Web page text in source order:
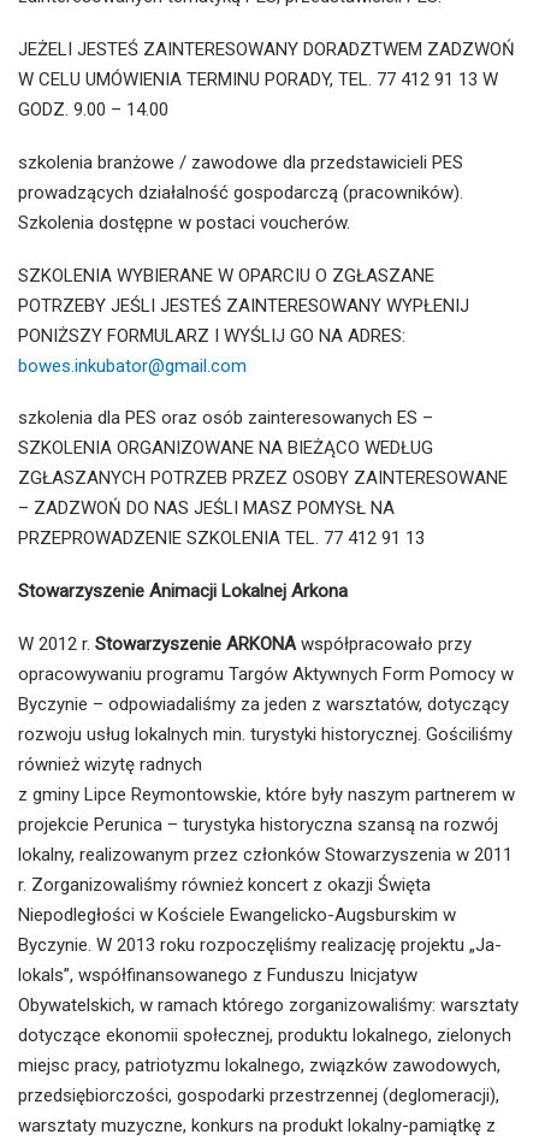
JEŻELI JESTEŚ ZAINTERESOWANY DORADZTWEM ZADZWOŃ
W CELU UMÓWIENIA TERMINU PORADY, TEL. 77 412 91 13 W
GODZ. 9.00 – 14.00
szkolenia branżowe / zawodowe dla przedstawicieli PES
prowadzących działalność gospodarczą (pracowników).
Szkolenia dostępne w postaci voucherów.
SZKOLENIA WYBIERANE W OPARCIU O ZGŁASZANE
POTRZEBY JEŚLI JESTEŚ ZAINTERESOWANY WYPŁENIJ
PONIŻSZY FORMULARZ I WYŚLIJ GO NA ADRES:
bowes.inkubator@gmail.com
szkolenia dla PES oraz osób zainteresowanych ES –
SZKOLENIA ORGANIZOWANE NA BIEŻĄCO WEDŁUG
ZGŁASZANYCH POTRZEB PRZEZ OSOBY ZAINTERESOWANE
– ZADZWOŃ DO NAS JEŚLI MASZ POMYSŁ NA
PRZEPROWADZENIE SZKOLENIA TEL. 77 412 91 13
Stowarzyszenie Animacji Lokalnej Arkona
W 2012 r. Stowarzyszenie ARKONAwspółpracowało przy
opracowywaniu programu Targów Aktywnych Form Pomocy w
Byczynie – odpowiadaliśmy za jeden z warsztatów, dotyczący
rozwoju usług lokalnych min. turystyki historycznej. Gościliśmy
również wizytę radnych
z gminy Lipce Reymontowskie, które były naszym partnerem w
projekcie Perunica – turystyka historyczna szansą na rozwój
lokalny, realizowanym przez członków Stowarzyszenia w 2011
r. Zorganizowaliśmy również koncert z okazji Święta
Niepodległości w Kościele Ewangelicko-Augsburskim w
Byczynie. W 2013 roku rozpoczęliśmy realizację projektu „Ja-
lokals”, współfinansowanego z Funduszu Inicjatyw
Obywatelskich, w ramach którego zorganizowaliśmy: warsztaty
dotyczące ekonomii społecznej, produktu lokalnego, zielonych
miejsc pracy, patriotyzmu lokalnego, związków zawodowych,
przedsiębiorczości, gospodarki przestrzennej (deglomeracji),
warsztaty muzyczne, konkurs na produkt lokalny-pamiątkę z